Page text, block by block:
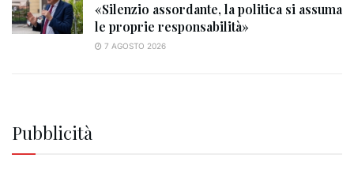
«Silenzio assordante, la politica si assuma
le proprie responsabilità»
7 AGOSTO 2026
Pubblicità